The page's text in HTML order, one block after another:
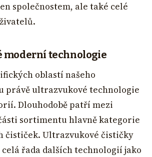
společnostem, ale také celé
moderní technologie
oblastí našeho
právě ultrazvukové technologie
Dlouhodobě patří mezi
sortimentu hlavně kategorie
čističek. Ultrazvukové čističky
celá řada dalších technologií jako